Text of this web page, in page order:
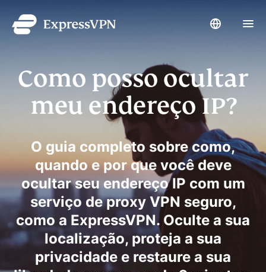
Language
Por que ExpressVPN?
Suporte
Blog
Minha conta
Como posso ocultar
meu endereço IP?
O guia completo sobre como,
quando e por que você deve
ocultar seu endereço IP com um
serviço de proxy VPN seguro,
como a ExpressVPN. Oculte a sua
localização, proteja a sua
privacidade e restaure a sua